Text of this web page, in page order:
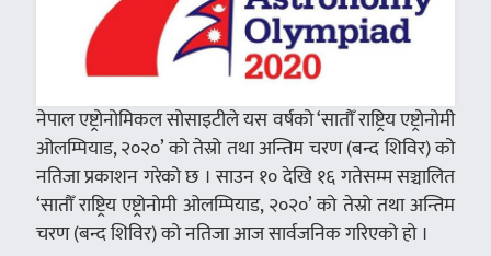
नेपाल एष्ट्रोनोमिकल सोसाइटीले यस वर्षको ‘सातौँ राष्ट्रिय एष्ट्रोनोमी
ओलम्पियाड, २०२०’ को तेस्रो तथा अन्तिम चरण (बन्द शिविर) को
नतिजा प्रकाशन गरेको छ । साउन १० देखि १६ गतेसम्म सञ्चालित
‘सातौँ राष्ट्रिय एष्ट्रोनोमी ओलम्पियाड, २०२०’ को तेस्रो तथा अन्तिम
चरण (बन्द शिविर) को नतिजा आज सार्वजनिक गरिएको हो ।